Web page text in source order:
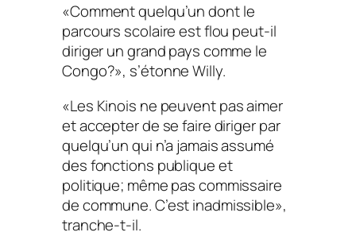
«Comment quelqu’un dont le
parcours scolaire est flou peut-il
diriger un grand pays comme le
Congo?», s’étonne Willy.
«Les Kinois ne peuvent pas aimer
et accepter de se faire diriger par
quelqu’un qui n’a jamais assumé
des fonctions publique et
politique; même pas commissaire
de commune. C’est inadmissible»,
tranche-t-il.